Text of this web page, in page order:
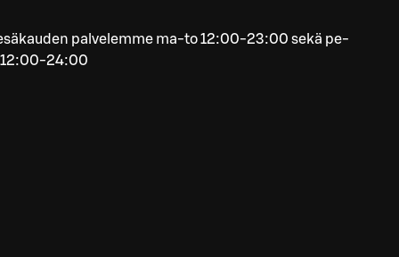
palvelemme ma-to 12:00-23:00 sekä pe-
12:00-24:00